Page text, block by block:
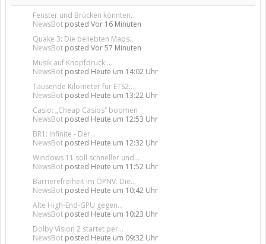
Fenster und Brücken könnten...
NewsBot posted Vor 16 Minuten
Quake 3: Die beliebten Maps...
NewsBot posted Vor 57 Minuten
Musik auf Knopfdruck:...
NewsBot posted Heute um 14:02 Uhr
Tausende Kilometer für ETS2:...
NewsBot posted Heute um 13:22 Uhr
Casio: „Cheap Casios“ boomen
NewsBot posted Heute um 12:53 Uhr
BR1: Infinite - Der...
NewsBot posted Heute um 12:32 Uhr
Windows 11 soll schneller und...
NewsBot posted Heute um 11:52 Uhr
Barrierefreiheit im ÖPNV: Die...
NewsBot posted Heute um 10:42 Uhr
Alte High-End-GPU gegen...
NewsBot posted Heute um 10:23 Uhr
Dolby Vision 2 startet per...
NewsBot posted Heute um 09:32 Uhr